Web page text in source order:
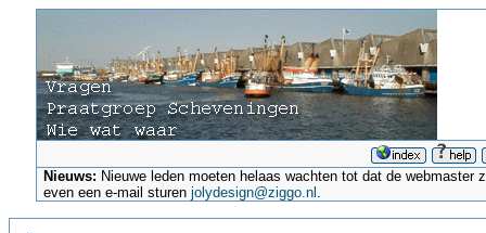
Nieuws: Nieuwe leden moeten helaas wachten tot dat de
even een e-mail sturenjolydesign@ziggo.nl .